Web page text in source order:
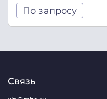
По запросу
Связь